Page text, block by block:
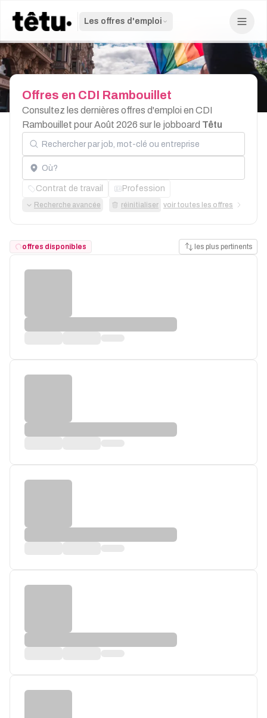
Les offres d'emploi
Offres en CDI Rambouillet
Consultez les dernières offres d'emploi en CDI
Rambouillet pour Août 2026 sur le jobboard Têtu
Rechercher par job, mot-clé ou entreprise
Localisation
Contrat de travail Profession
Recherche avancée réinitialiser voir toutes les offres
offres disponibles les plus pertinents